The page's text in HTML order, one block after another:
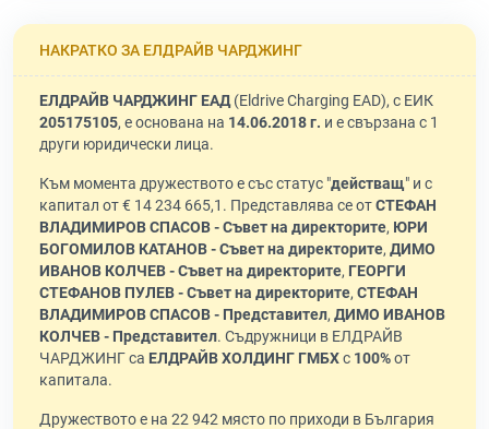
НАКРАТКО ЗА ЕЛДРАЙВ ЧАРДЖИНГ
ЕЛДРАЙВ ЧАРДЖИНГ ЕАД(Eldrive Charging EAD), с ЕИК
205175105, е основана на 14.06.2018 г. и е свързана с 1
други юридически лица.
Към момента дружеството е със статус "действащ" и с
капитал от € 14 234 665,1. Представлява се отСТЕФАН
ВЛАДИМИРОВ СПАСОВ - Съвет на директорите, ЮРИ
БОГОМИЛОВ КАТАНОВ - Съвет на директорите, ДИМО
ИВАНОВ КОЛЧЕВ - Съвет на директорите, ГЕОРГИ
СТЕФАНОВ ПУЛЕВ - Съвет на директорите, СТЕФАН
ВЛАДИМИРОВ СПАСОВ - Представител, ДИМО ИВАНОВ
КОЛЧЕВ - Представител. Съдружници в ЕЛДРАЙВ
ЧАРДЖИНГ са ЕЛДРАЙВ ХОЛДИНГ ГМБХс 100%от
капитала.
Дружеството е на 22 942 място по приходи в България